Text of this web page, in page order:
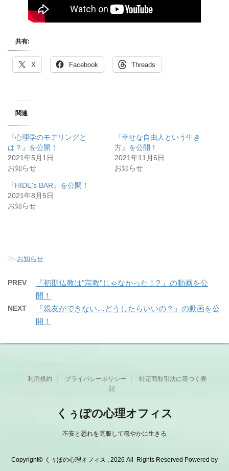
共有:
X Facebook Threads
関連
『心理学のモデリングと
は？』を公開！
2021年5月1日
お知らせ
『幸せな自由人という生き
方』を公開！
2021年11月6日
お知らせ
『HIDE's BAR』を公開！
2021年8月5日
お知らせ
-お知らせ
PREV
『初期仏教は"宗教"じゃなかった！? 』の動画を公
開！
NEXT
『親友ができない…どうしたらいいの？』の動画を公
開！
利用規約 プライバシーポリシー
特定商取引法に基づく表
記
くぅぽの心理オフィス
不安と恐れを克服して穏やかに生きる
Copyright© くぅぽの心理オフィス , 2026 All Rights Reserved Powered by